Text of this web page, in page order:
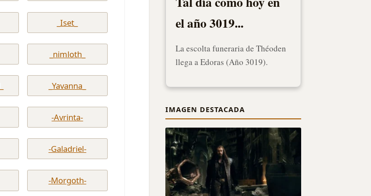
_Iset_
_nimloth_
_Yavanna_
-Avrinta-
-Galadriel-
-Morgoth-
el año 3019...
La escolta funeraria de Théoden
llega a Edoras (Año 3019).
IMAGEN DESTACADA